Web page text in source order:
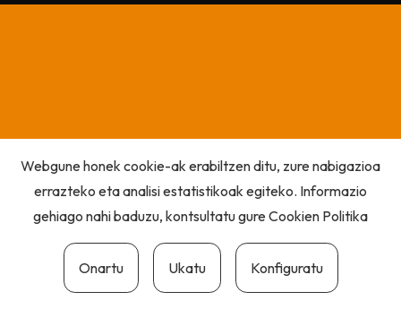
Webgune honek cookie-ak erabiltzen ditu, zure nabigazioa
errazteko eta analisi estatistikoak egiteko. Informazio
gehiago nahi baduzu, kontsultatu gureCookien Politika
Onartu Ukatu Konfiguratu